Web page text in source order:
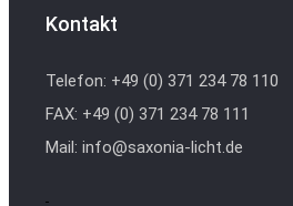
Kontakt
Telefon: +49 (0) 371 234 78 110
FAX: +49 (0) 371 234 78 111
Mail: info@saxonia-licht.de